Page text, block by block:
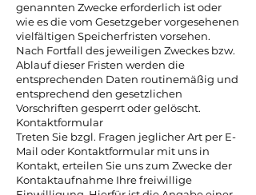
genannten Zwecke erforderlich ist oder
wie es die vom Gesetzgeber vorgesehenen
vielfältigen Speicherfristen vorsehen.
Nach Fortfall des jeweiligen Zweckes bzw.
Ablauf dieser Fristen werden die
entsprechenden Daten routinemäßig und
entsprechend den gesetzlichen
Vorschriften gesperrt oder gelöscht.
Kontaktformular
Treten Sie bzgl. Fragen jeglicher Art per E-
Mail oder Kontaktformular mit uns in
Kontakt, erteilen Sie uns zum Zwecke der
Kontaktaufnahme Ihre freiwillige